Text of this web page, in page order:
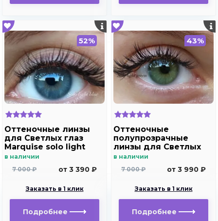
52%
Оттеночные линзы
для Светлых глаз
Marquise solo light
blue для
близорукости
в наличии
7 000 ₽
от 3 390 ₽
Заказать в 1 клик
Подробнее
43%
Оттеночные
полупрозрачные
линзы для Светлых
глаз Marquise solo
дальнозоркости и
в наличии
7 000 ₽
от 3 990 ₽
Заказать в 1 клик
Подробнее